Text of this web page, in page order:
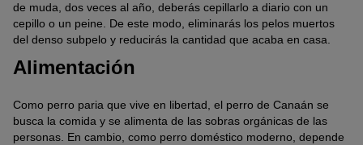
de muda, dos veces al año, deberás cepillarlo a diario con un
cepillo o un peine. De este modo, eliminarás los pelos muertos
del denso subpelo y reducirás la cantidad que acaba en casa.
Alimentación
Como perro paria que vive en libertad, el perro de Canaán se
busca la comida y se alimenta de las sobras orgánicas de las
personas. En cambio, como perro doméstico moderno, depende